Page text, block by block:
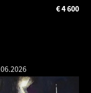
4 600
€